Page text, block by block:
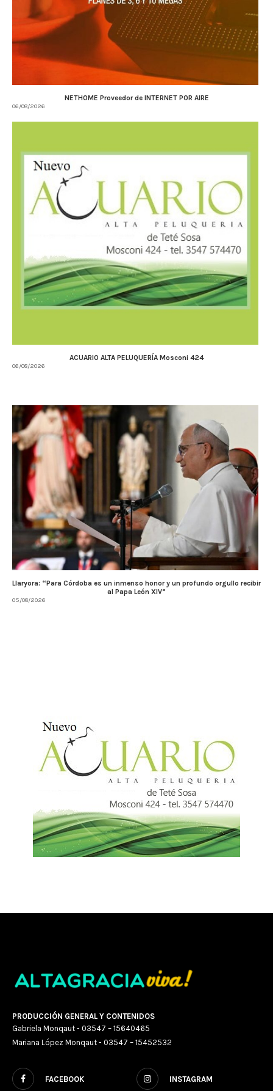
NETHOME Proveedor de INTERNET POR AIRE
06/08/2026
ACUARIO ALTA PELUQUERÍA Mosconi 424
06/08/2026
Llaryora: “Para Córdoba es un inmenso honor y un profundo orgullo recibir
al Papa León XIV”
05/08/2026
PRODUCCIÓN GENERAL Y CONTENIDOS
Gabriela Monqaut - 03547 – 15640465
Mariana López Monqaut - 03547 – 15452532
FACEBOOK INSTAGRAM